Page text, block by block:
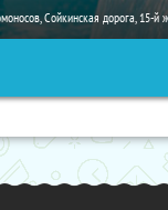
Сойкинская дорога, 15-й